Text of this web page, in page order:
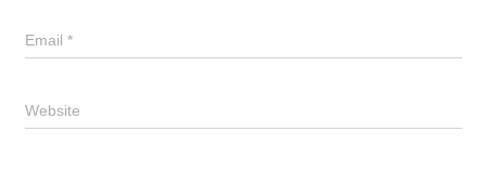
Email *
Website